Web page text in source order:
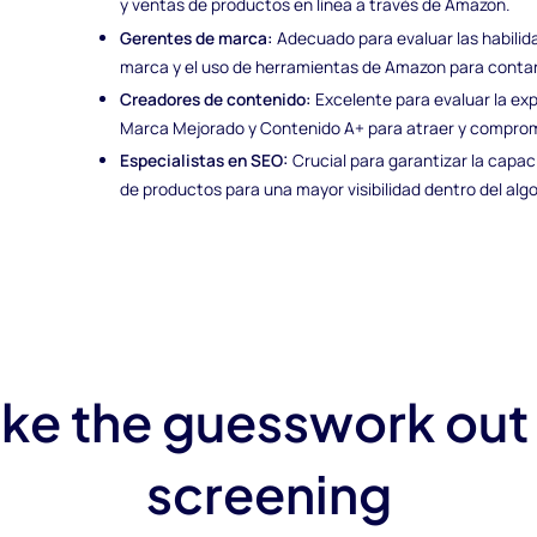
Gerentes de marca: Adecuado para evaluar las
marca y el uso de herramientas de Amazon para
Creadores de contenido: Excelente para evaluar la
Marca Mejorado y Contenido A+ para atraer y
Especialistas en SEO: Crucial para garantizar la
de productos para una mayor visibilidad dentro del
the guesswork
screening